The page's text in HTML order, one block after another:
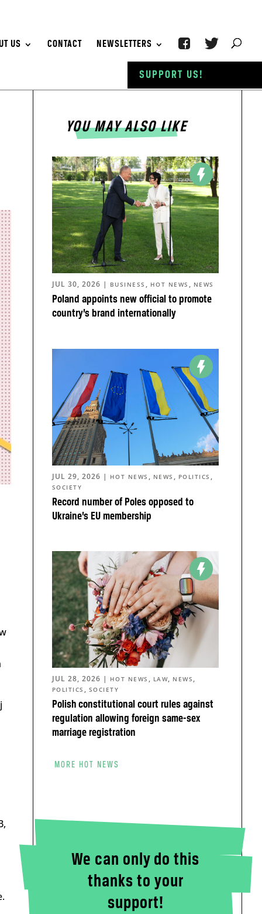
US CONTACT NEWSLETTERS
YOU MAY ALSO LIKE
Poland appoints new official to promote
country’s brand internationally
JUL 30, 2026 | BUSINESS , HOT NEWS , NEWS
Record number of Poles opposed to
Ukraine’s EU membership
JUL 29, 2026 | HOT NEWS , NEWS , POLITICS ,
SOCIETY
Polish constitutional court rules against
regulation allowing foreign same-sex
marriage registration
JUL 28, 2026 | HOT NEWS , LAW, NEWS ,
POLITICS , SOCIETY
MORE HOT NEWS
We can only do this
thanks to your
support!
SUPPORT US!